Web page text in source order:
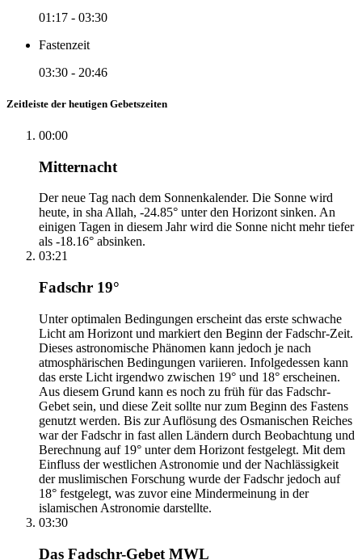
01:17 - 03:30
Fastenzeit
03:30 - 20:46
Zeitleiste der heutigen Gebetszeiten
00:00
Mitternacht
Der neue Tag nach dem Sonnenkalender. Die Sonne wird
heute, in sha Allah, -24.85° unter den Horizont sinken. An
einigen Tagen in diesem Jahr wird die Sonne nicht mehr tiefer
als -18.16° absinken.
03:21
Fadschr 19°
Unter optimalen Bedingungen erscheint das erste schwache
Licht am Horizont und markiert den Beginn der Fadschr-Zeit.
Dieses astronomische Phänomen kann jedoch je nach
atmosphärischen Bedingungen variieren. Infolgedessen kann
das erste Licht irgendwo zwischen 19° und 18° erscheinen.
Aus diesem Grund kann es noch zu früh für das Fadschr-
Gebet sein, und diese Zeit sollte nur zum Beginn des Fastens
genutzt werden. Bis zur Auflösung des Osmanischen Reiches
war der Fadschr in fast allen Ländern durch Beobachtung und
Berechnung auf 19° unter dem Horizont festgelegt. Mit dem
Einfluss der westlichen Astronomie und der Nachlässigkeit
der muslimischen Forschung wurde der Fadschr jedoch auf
18° festgelegt, was zuvor eine Mindermeinung in der
islamischen Astronomie darstellte.
03:30
Das Fadschr-Gebet MWL